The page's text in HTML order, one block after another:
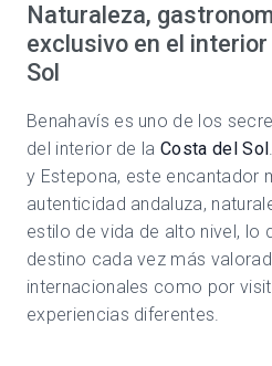
Naturaleza,
exclusivo en el
Sol
Benahavís es uno de los
del interior de laCosta del Sol
y Estepona, este encantador
autenticidad andaluza,
estilo de vida de alto nivel, lo
destino cada vez más
internacionales como por
experiencias diferentes.